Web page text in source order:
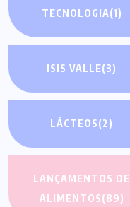
TECNOLOGIA(1)
ISIS VALLE(3)
LÁCTEOS(2)
LANÇAMENTOS DE
ALIMENTOS(89)